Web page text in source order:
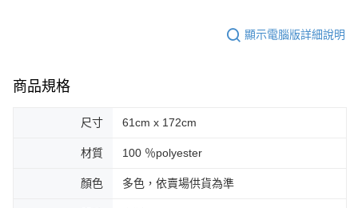
顯示電腦版詳細說明
商品規格
尺寸 61cm x 172cm
材質 100 ％polyester
顏色 多色，依賣場供貨為準